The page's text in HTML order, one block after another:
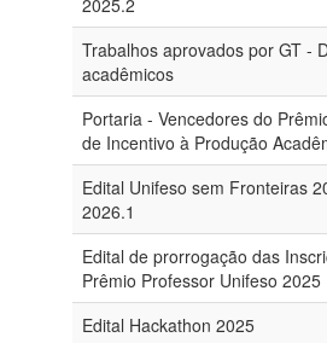
2025.2
Trabalhos aprovados por GT -
acadêmicos
Portaria - Vencedores do
de Incentivo à Produção
Edital Unifeso sem Fronteiras
2026.1
Edital de prorrogação das
Prêmio Professor Unifeso 2025
Edital Hackathon 2025